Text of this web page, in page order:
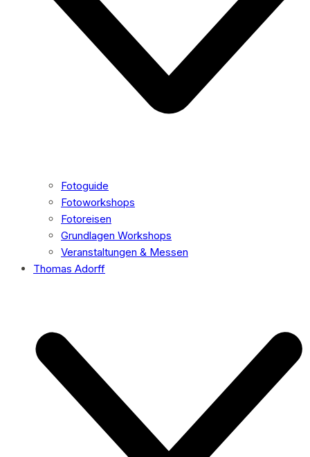
Fotoguide
Fotoworkshops
Fotoreisen
Grundlagen Workshops
Veranstaltungen & Messen
Thomas Adorff